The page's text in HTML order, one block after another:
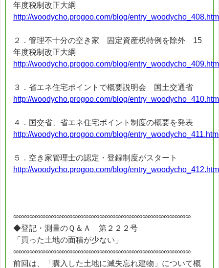
年度税制改正大綱
http://woodycho.progoo.com/blog/
２．管理不十分の空き家 固定資産税特例を除外 15
年度税制改正大綱
http://woodycho.progoo.com/blog/
３．省エネ住宅ポイントで概要説明会 国土交通省
http://woodycho.progoo.com/blog/
４．国交省、省エネ住宅ポイント制度の概要を発表
http://woodycho.progoo.com/blog/
５．空き家管理士の認定・登録制度がスタート
http://woodycho.progoo.com/blog/
∞∞∞∞∞∞∞∞∞∞∞∞∞∞∞∞∞∞∞∞∞∞∞∞∞∞∞∞∞∞∞∞∞
◆登記・測量のＱ＆Ａ 第２２２号
「買った土地の面積が少ない」
∞∞∞∞∞∞∞∞∞∞∞∞∞∞∞∞∞∞∞∞∞∞∞∞∞∞∞∞∞∞∞∞∞
前回は、「購入した土地に滅失忘れ建物」について概